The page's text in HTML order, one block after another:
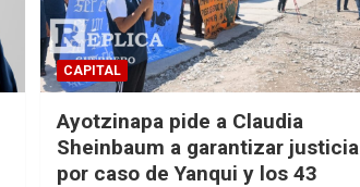
CAPITAL
Ayotzinapa pide a Claudia
Sheinbaum a garantizar justicia
por caso de Yanqui y los 43